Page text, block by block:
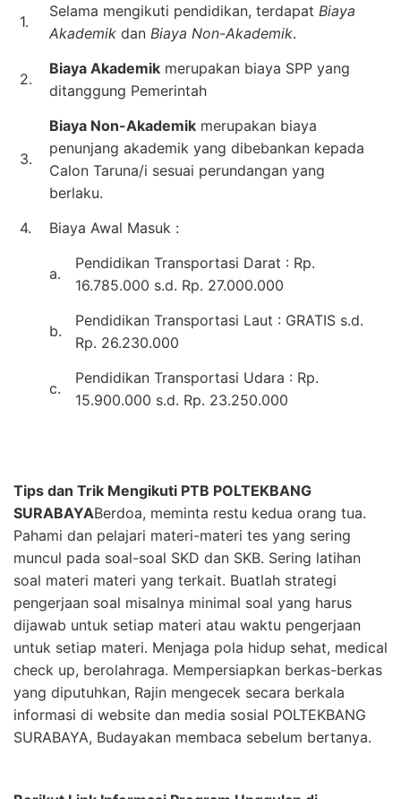
1.
Selama mengikuti pendidikan, terdapat Biaya
Akademik dan Biaya Non-Akademik.
2.
Biaya Akademik merupakan biaya SPP yang
ditanggung Pemerintah
3.
Biaya Non-Akademik merupakan biaya
penunjang akademik yang dibebankan kepada
Calon Taruna/i sesuai perundangan yang
berlaku.
4.
Biaya Awal Masuk :
a.
Pendidikan Transportasi Darat : Rp.
16.785.000 s.d. Rp. 27.000.000
b.
Pendidikan Transportasi Laut : GRATIS s.d.
Rp. 26.230.000
c.
Pendidikan Transportasi Udara : Rp.
15.900.000 s.d. Rp. 23.250.000
Tips dan Trik Mengikuti PTB POLTEKBANG
SURABAYABerdoa, meminta restu kedua orang tua.
Pahami dan pelajari materi-materi tes yang sering
muncul pada soal-soal SKD dan SKB. Sering latihan
soal materi materi yang terkait. Buatlah strategi
pengerjaan soal misalnya minimal soal yang harus
dijawab untuk setiap materi atau waktu pengerjaan
untuk setiap materi. Menjaga pola hidup sehat, medical
check up, berolahraga. Mempersiapkan berkas-berkas
yang diputuhkan, Rajin mengecek secara berkala
informasi di website dan media sosial POLTEKBANG
SURABAYA, Budayakan membaca sebelum bertanya.